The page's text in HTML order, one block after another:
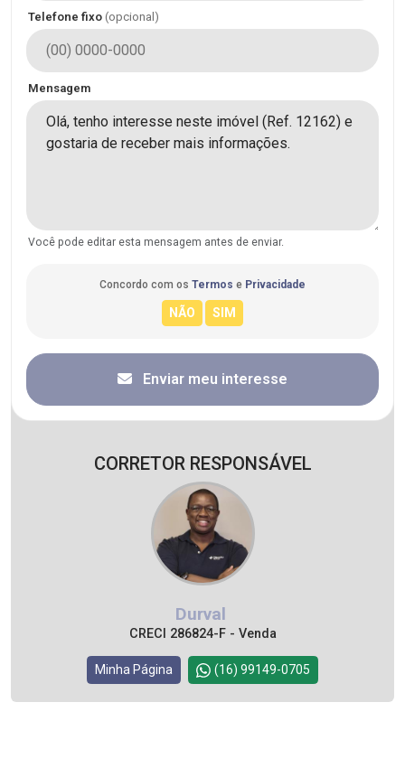
Telefone fixo (opcional)
Mensagem
Você pode editar esta mensagem antes de enviar.
Concordo com os Termos e Privacidade
Enviar meu interesse
CORRETOR RESPONSÁVEL
Durval
CRECI 286824-F - Venda
Minha Página (16) 99149-0705